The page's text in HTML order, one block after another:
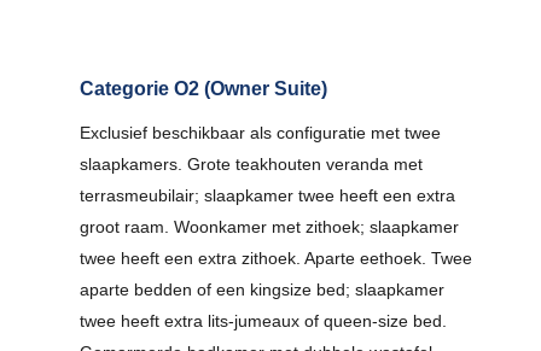
Categorie O2 (Owner Suite)
Exclusief beschikbaar als configuratie met twee
slaapkamers. Grote teakhouten veranda met
terrasmeubilair; slaapkamer twee heeft een extra
groot raam. Woonkamer met zithoek; slaapkamer
twee heeft een extra zithoek. Aparte eethoek. Twee
aparte bedden of een kingsize bed; slaapkamer
twee heeft extra lits-jumeaux of queen-size bed.